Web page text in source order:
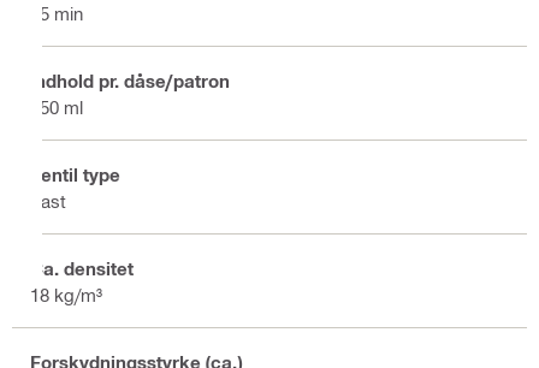
25 min
Indhold pr. dåse/patron
750 ml
Ventil type
Fast
Ca. densitet
18 kg/m³
Forskydningsstyrke (ca.)